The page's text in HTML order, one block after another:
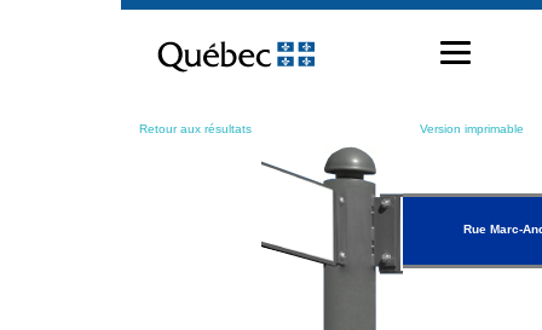
contenu
Retour aux résultats Version imprimable
Rue Marc-